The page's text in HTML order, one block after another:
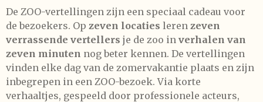
De ZOO-vertellingen zijn een speciaal cadeau voor
de bezoekers. Op zeven locaties leren zeven
verrassende vertellers je de zoo in verhalen van
zeven minuten nog beter kennen. De vertellingen
vinden elke dag van de zomervakantie plaats en zijn
inbegrepen in een ZOO-bezoek. Via korte
verhaaltjes, gespeeld door professionele acteurs,